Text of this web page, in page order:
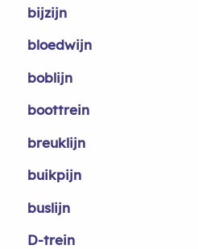
bijzijn
bloedwijn
boblijn
boottrein
breuklijn
buikpijn
buslijn
D-trein